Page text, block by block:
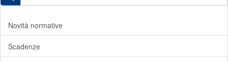
Novità normative
Scadenze